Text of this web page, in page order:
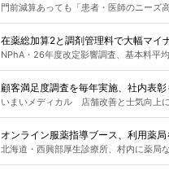
門前減算あっても「患者・医師のニーズ高
在薬総加算2と調剤管理料で大幅マイ
NPhA・26年度改定影響調査、基本料平
顧客満足度調査を毎年実施、社内表彰
いまいメディカル 店舗改善と士気向上
オンライン服薬指導ブース、利用薬
北海道・西興部厚生診療所、村内に薬局